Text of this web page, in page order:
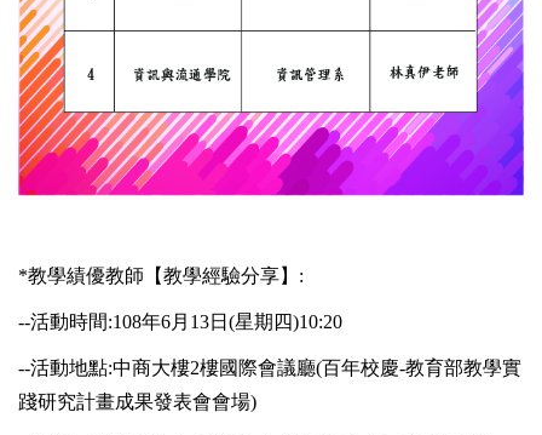
*教學績優教師【教學經驗分享】:
--活動時間:108年6月13日(星期四)10:20
--活動地點:中商大樓2樓國際會議廳(百年校慶-教育部教學實
踐研究計畫成果發表會會場)